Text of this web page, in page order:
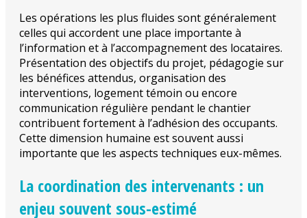
Les opérations les plus fluides sont généralement
celles qui accordent une place importante à
l’information et à l’accompagnement des locataires.
Présentation des objectifs du projet, pédagogie sur
les bénéfices attendus, organisation des
interventions, logement témoin ou encore
communication régulière pendant le chantier
contribuent fortement à l’adhésion des occupants.
Cette dimension humaine est souvent aussi
importante que les aspects techniques eux-mêmes.
La coordination des intervenants : un
enjeu souvent sous-estimé